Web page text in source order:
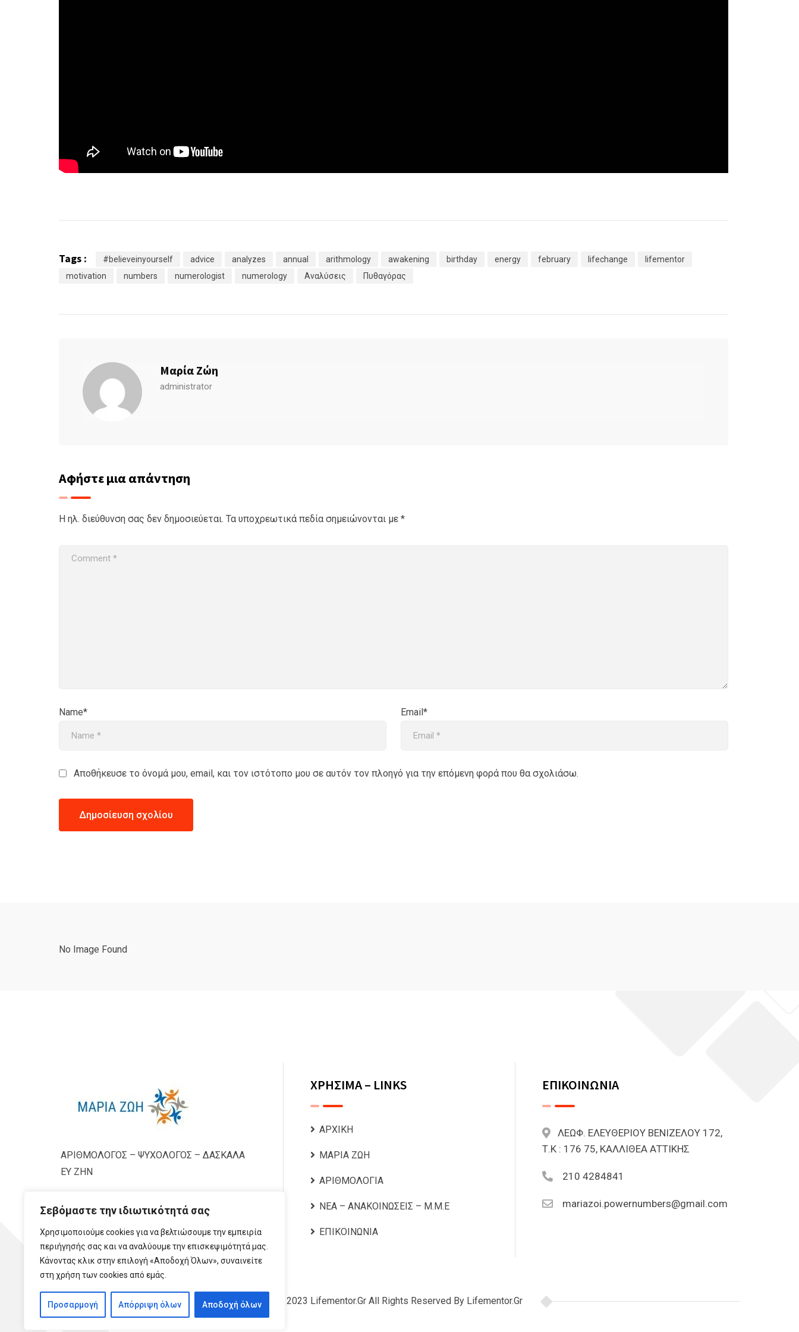
Σεβόμαστε την ιδιωτικότητά σας
Χρησιμοποιούμε cookies για να βελτιώσουμε την εμπειρία
περιήγησής σας και να αναλύουμε την επισκεψιμότητά μας.
Κάνοντας κλικ στην επιλογή «Αποδοχή Όλων», συναινείτε
στη χρήση των cookies από εμάς.
Προσαρμογή Απόρριψη όλων Αποδοχή όλων
Tags : #believeinyourself advice analyzes annual arithmology awakening birthday energy february lifechange
lifementor
motivation
numbers numerologist numerology Αναλύσεις Πυθαγόρας
Μαρία Ζώη
administrator
Αφήστε μια απάντηση
Η ηλ. διεύθυνση σας δεν δημοσιεύεται. Τα υποχρεωτικά πεδία σημειώνονται με *
Name* Email*
Αποθήκευσε το όνομά μου, email, και τον ιστότοπο μου σε αυτόν τον πλοηγό για την επόμενη φορά που θα σχολιάσω.
No Image Found
ΑΡΙΘΜΟΛΟΓΟΣ – ΨΥΧΟΛΟΓΟΣ – ΔΑΣΚΑΛΑ
ΕΥ ΖΗΝ
ΧΡΗΣΙΜΑ – LINKS
ΑΡΧΙΚΗ
ΜΑΡΙΑ ΖΩΗ
ΑΡΙΘΜΟΛΟΓΙΑ
ΝΕΑ – ΑΝΑΚΟΙΝΩΣΕΙΣ – Μ.Μ.Ε
ΕΠΙΚΟΙΝΩΝΙΑ
ΕΠΙΚΟΙΝΩΝΙΑ
ΛΕΩΦ. ΕΛΕΥΘΕΡΙΟΥ ΒΕΝΙΖΕΛΟΥ 172,
Τ.Κ : 176 75, ΚΑΛΛΙΘΕΑ ΑΤΤΙΚΗΣ
210 4284841
mariazoi.powernumbers@gmail.com
© 2023 Lifementor.gr All Rights Reserved By Lifementor.gr